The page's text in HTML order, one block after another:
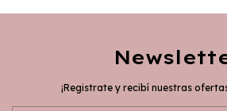
¡Registrate y recibí nuestras